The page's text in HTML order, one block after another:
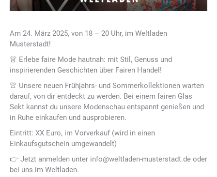
Am 24. März 2025, von 18 – 20 Uhr, im Weltladen
Musterstadt!
👗 Erlebe faire Mode hautnah: mit Stil, Genuss und
inspirierenden Geschichten über Fairen Handel!
👚 Unsere neuen Frühjahrs- und Sommerkollektionen warten
darauf, von dir entdeckt zu werden. Bei einem fairen Glas
Sekt kannst du unsere Modenschau entspannt genießen und
in Ruhe einkaufen und ausprobieren.
Eintritt: XX Euro, im Vorverkauf (wird in einen
Einkaufsgutschein umgewandelt)
👉 Jetzt anmelden unter info@weltladen-musterstadt.de oder
bei uns im Weltladen.